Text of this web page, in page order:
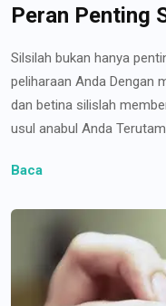
Peran Penting
Silsilah bukan hanya
peliharaan Anda Dengan
dan betina silislah
usul anabul Anda
Baca